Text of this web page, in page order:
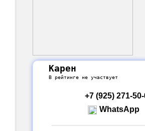
Карен
В рейтинге не участвует
+7 (925) 271-
WhatsApp